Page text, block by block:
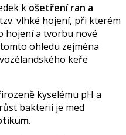
k ošetření ran a
vlhké hojení, při kterém
hojení a tvorbu nové
ohledu zejména
keře
kyselému pH a
bakterií je med
.